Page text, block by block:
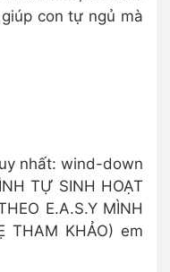
con tự ngủ mà
nhất: wind-down
TỰ SINH HOẠT
E.A.S.Y MÌNH
THAM KHẢO) em